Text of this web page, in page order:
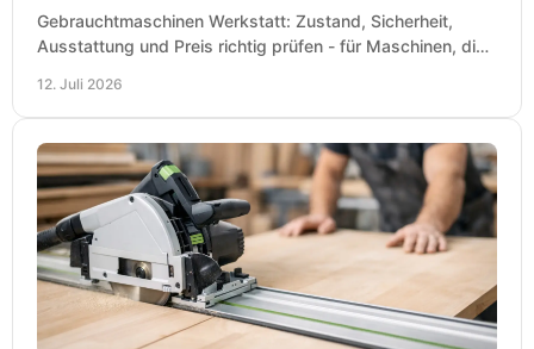
Gebrauchtmaschinen Werkstatt: Zustand, Sicherheit,
Ausstattung und Preis richtig prüfen - für Maschinen, die
12. Juli 2026